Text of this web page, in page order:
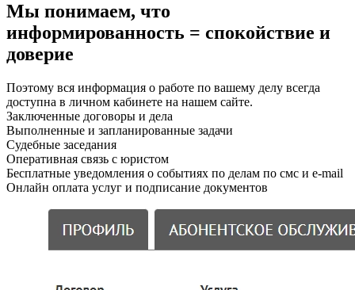
Мы понимаем, что
информированность = спокойствие и
доверие
Поэтому вся информация о работе по вашему делу всегда
доступна в личном кабинете на нашем сайте.
Заключенные договоры и дела
Выполненные и запланированные задачи
Судебные заседания
Оперативная связь с юристом
Бесплатные уведомления о событиях по делам по смс и e-mail
Онлайн оплата услуг и подписание документов